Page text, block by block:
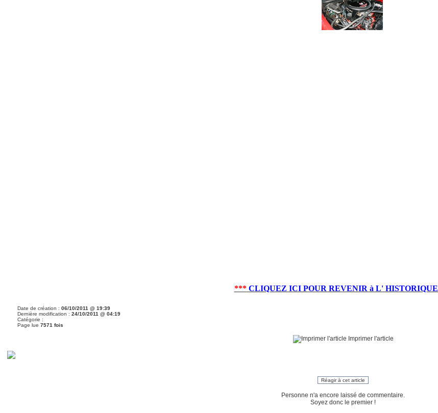
***CLIQUEZ ICI POUR REVENIR à L' HISTORIQUE
Date de création : 06/10/2011 @ 19:39
Dernière modification : 24/10/2011 @ 04:19
Catégorie :
Page lue 7571 fois
Imprimer l'article
Réagir à cet article
Personne n'a encore laissé de commentaire.
Soyez donc le premier !